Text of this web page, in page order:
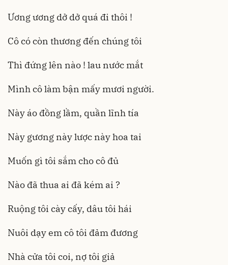
Ương ương dở dở quá đi thôi !
Cô có còn thương đến chúng tôi
Thì đứng lên nào ! lau nước mắt
Mình cô làm bận mấy mươi người.
Này áo đồng lầm, quần lĩnh tía
Này gương này lược này hoa tai
Muốn gì tôi sắm cho cô đủ
Nào đã thua ai đã kém ai ?
Ruộng tôi cày cấy, dâu tôi hái
Nuôi dạy em cô tôi đảm đương
Nhà cửa tôi coi, nợ tôi giả